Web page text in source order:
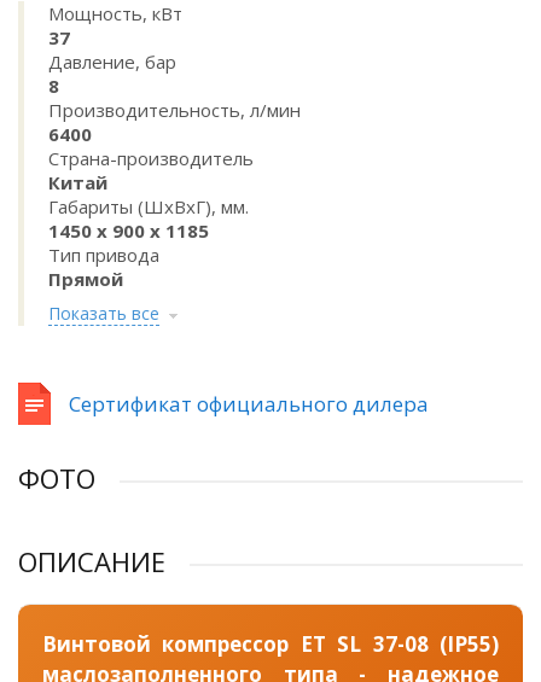
Мощность, кВт
37
Давление, бар
8
Производительность, л/мин
6400
Страна-производитель
Китай
Габариты (ШхВхГ), мм.
1450 х 900 х 1185
Тип привода
Прямой
Показать все
Сертификат официального дилера
ФОТО
ОПИСАНИЕ
Винтовой компрессор ET SL 37-08 (IP55)
маслозаполненного типа - надежное